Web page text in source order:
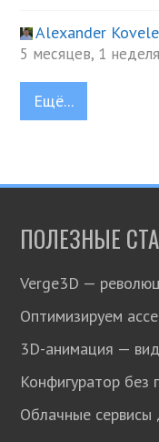
Alexander
5 месяцев, 1
Ещё...
ПОЛЕЗНЫЕ
Verge3D —
Оптимизируем
3D-анимация —
Конфигуратор без
Облачные сервисы